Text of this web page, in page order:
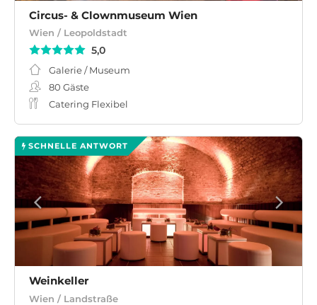
Circus- & Clownmuseum Wien
Wien / Leopoldstadt
5,0
Galerie / Museum
80 Gäste
Catering Flexibel
SCHNELLE ANTWORT
Weinkeller
Wien / Landstraße